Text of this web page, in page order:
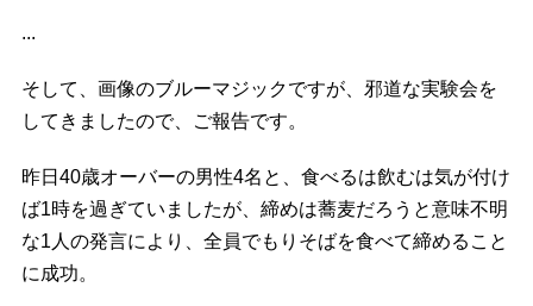
...
そして、画像のブルーマジックですが、邪道な実験会を
してきましたので、ご報告です。
昨日40歳オーバーの男性4名と、食べるは飲むは気が付け
ば1時を過ぎていましたが、締めは蕎麦だろうと意味不明
な1人の発言により、全員でもりそばを食べて締めること
に成功。